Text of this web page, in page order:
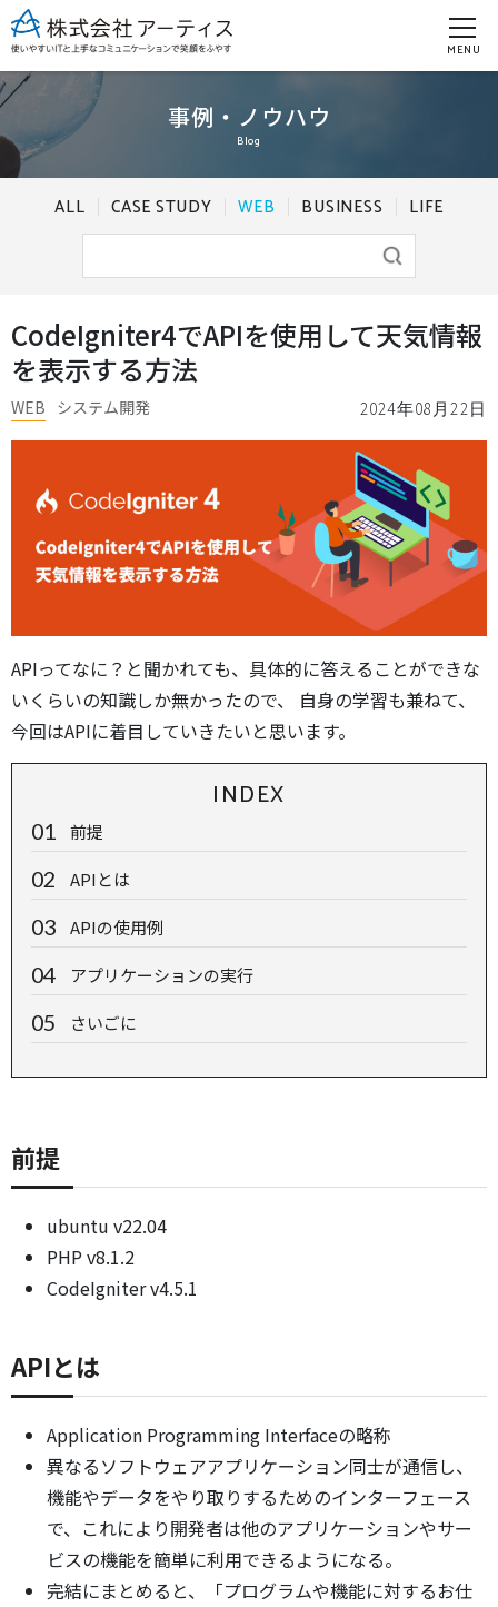
MENU
事例・ノウハウ
Blog
ALL CASE STUDY WEB BUSINESS LIFE
CodeIgniter4でAPIを使用して天気情報
を表示する方法
2024年08月22日
WEB システム開発
APIってなに？と聞かれても、具体的に答えることができな
いくらいの知識しか無かったので、 自身の学習も兼ねて、
今回はAPIに着目していきたいと思います。
INDEX
前提
APIとは
APIの使用例
アプリケーションの実行
さいごに
前提
ubuntu v22.04
PHP v8.1.2
CodeIgniter v4.5.1
APIとは
Application Programming Interfaceの略称
異なるソフトウェアアプリケーション同士が通信し、
機能やデータをやり取りするためのインターフェース
で、これにより開発者は他のアプリケーションやサー
ビスの機能を簡単に利用できるようになる。
完結にまとめると、「プログラムや機能に対するお仕